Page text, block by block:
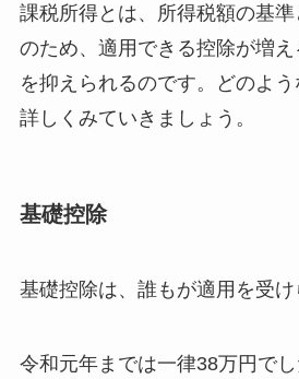
課税所得とは、所得税額の基
のため、適用できる控除が増
を抑えられるのです。どのよ
詳しくみていきましょう。
基礎控除
基礎控除は、誰もが適用を受け
令和元年までは一律38万円で